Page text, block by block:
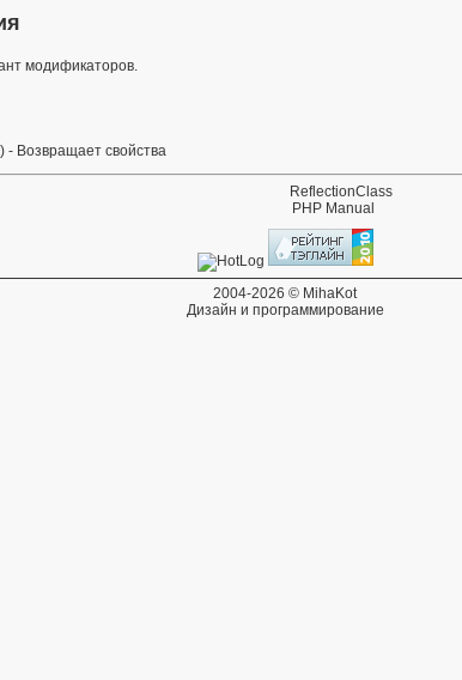
модификаторов.
- Возвращает свойства
ReflectionClass
PHP Manual
2004-2026 © MihaKot
Дизайн и программирование